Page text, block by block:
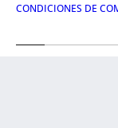
CONDICIONES DE